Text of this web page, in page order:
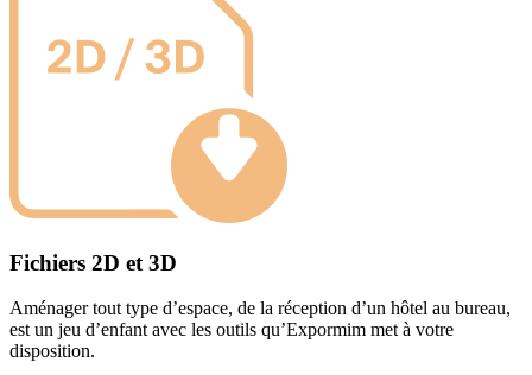
Fichiers 2D et 3D
Aménager tout type d’espace, de la réception d’un hôtel au bureau,
est un jeu d’enfant avec les outils qu’Expormim met à votre
disposition.